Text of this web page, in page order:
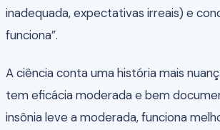
inadequada, expectativas irreais) e
funciona”.
A ciência conta uma história mais
tem eficácia moderada e bem
insônia leve a moderada, funciona